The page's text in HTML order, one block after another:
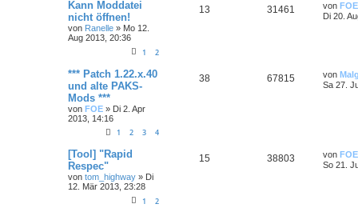
Kann Moddatei
nicht öffnen!
von Ranelle » Mo 12.
Aug 2013, 20:36
1 2
13 31461 von FOE
Di 20.
*** Patch 1.22.x.40
und alte PAKS-
Mods ***
von FOE » Di 2. Apr
2013, 14:16
1 2 3 4
38 67815 von
Sa 27.
[Tool] "Rapid
Respec"
von tom_highway » Di
12. Mär 2013, 23:28
1 2
15 38803 von FOE
So 21.